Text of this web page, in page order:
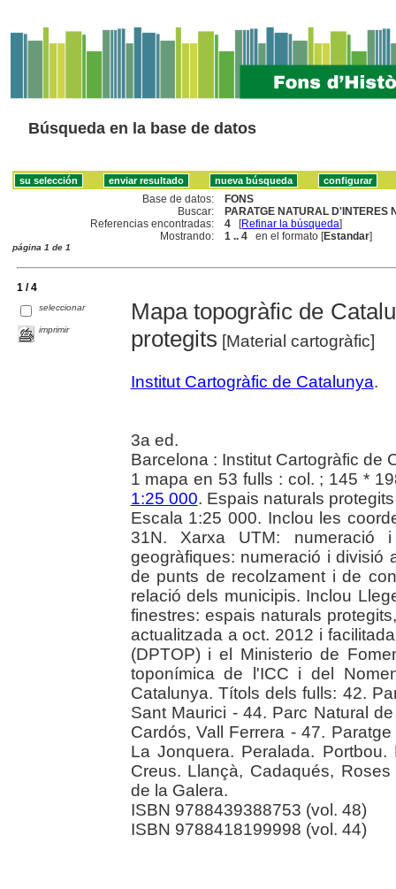
Búsqueda en la base de datos
Base de datos:
FONS
Buscar:
PARATGE NATURAL
Referencias encontradas:
4 [Refinar la búsqueda]
Mostrando:
1 .. 4 en el formato [Estandar]
página 1 de 1
1 / 4
seleccionar
imprimir
Mapa topogràfic de
protegits [Material cartogràfic]
Institut Cartogràfic de Catalunya.
3a ed.
Barcelona : Institut Cartogràfic de
1 mapa en 53 fulls : col. ; 145 *
1:25 000. Espais naturals
Escala 1:25 000. Inclou les
31N. Xarxa UTM: numeració
geogràfiques: numeració i divisió
de punts de recolzament i de
relació dels municipis. Inclou
finestres: espais naturals
actualitzada a oct. 2012 i
(DPTOP) i el Ministerio de
toponímica de l'ICC i del
Catalunya. Títols dels fulls: 42.
Sant Maurici - 44. Parc Natural
Cardós, Vall Ferrera - 47.
La Jonquera. Peralada.
Creus. Llançà, Cadaqués,
de la Galera.
ISBN 9788439388753 (vol. 48)
ISBN 9788418199998 (vol. 44)